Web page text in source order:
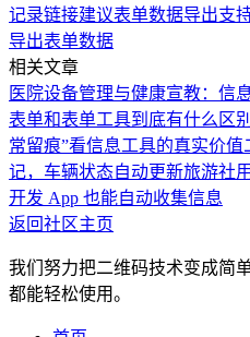
记录链接建议表单数据导出支
导出表单数据
相关文章
医院设备管理与健康宣教：信
表单和表单工具到底有什么区别
常留痕”看信息工具的真实价值
记，车辆状态自动更新旅游社
开发 App 也能自动收集信息
返回社区主页
我们努力把二维码技术变成简
都能轻松使用。